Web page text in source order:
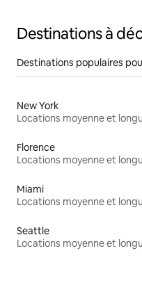
Destinations à
Destinations populaires
New York
Florence
Miami
Seattle